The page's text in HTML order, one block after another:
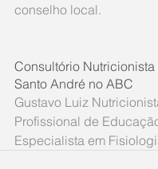
conselho local.
Consultório
Santo André no ABC
Gustavo Luiz
Profissional de
Especialista em